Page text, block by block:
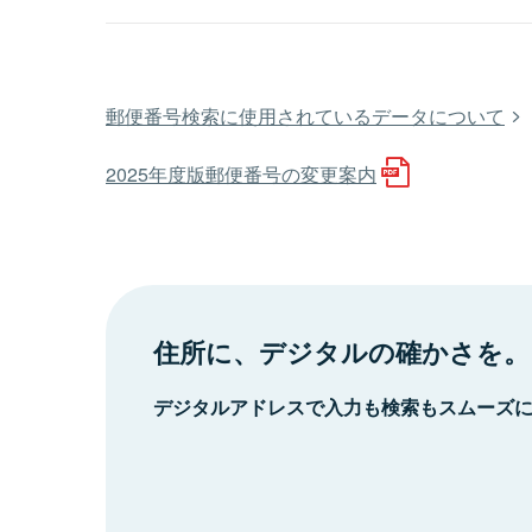
郵便番号検索に使用されているデータについて
2025年度版郵便番号の変更案内
住所に、デジタルの確かさを。
デジタルアドレスで入力も検索もスムーズ